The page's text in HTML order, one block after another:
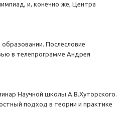
и, конечно же, Центра
Послесловие
в телепрограмме Андрея
Научной школы А.В.Хуторского.
подход в теории и практике